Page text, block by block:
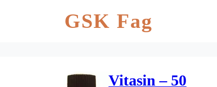
GSK Fag
Vitasin – 50